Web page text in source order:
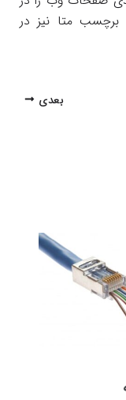
برچسب متا نیز در
بعدی